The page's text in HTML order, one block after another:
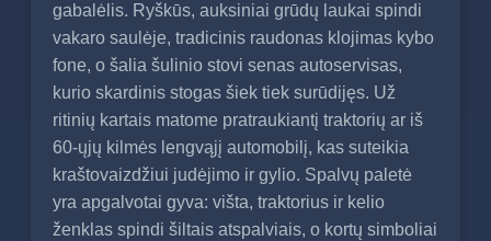
gabalėlis. Ryškūs, auksiniai grūdų laukai spindi
vakaro saulėje, tradicinis raudonas klojimas kybo
fone, o šalia šulinio stovi senas autoservisas,
kurio skardinis stogas šiek tiek surūdijęs. Už
ritinių kartais matome pratraukiantį traktorių ar iš
60-ųjų kilmės lengvąjį automobilį, kas suteikia
kraštovaizdžiui judėjimo ir gylio. Spalvų paletė
yra apgalvotai gyva: višta, traktorius ir kelio
ženklas spindi šiltais atspalviais, o kortų simboliai